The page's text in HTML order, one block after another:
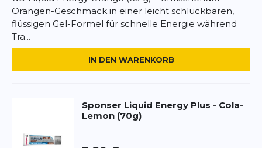
Isomaltulose
Saccharose
Mineralstoffe (Natriumcitrat, Kaliumcitrat,
Süßungsmittel (Sucralose, Steviolglycoside)
Nährwerte pro Portion (75g Pulver in 500ml
*Pflichtfelder
Orangen-Geschmack in einer leicht schluckbaren,
flüssigen Gel-Formel für schnelle Energie während
Tra...
IN DEN WARENKORB
Sponser Liquid Energy Plus - Cola-
Lemon (70g)